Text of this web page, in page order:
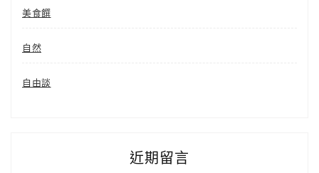
美食饌
自然
自由談
近期留言